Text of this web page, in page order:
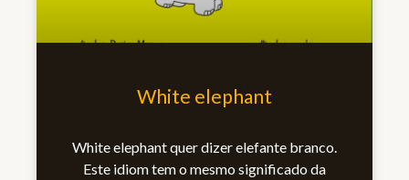
White elephant
White elephant quer dizer elefante branco.
Este idiom tem o mesmo significado da